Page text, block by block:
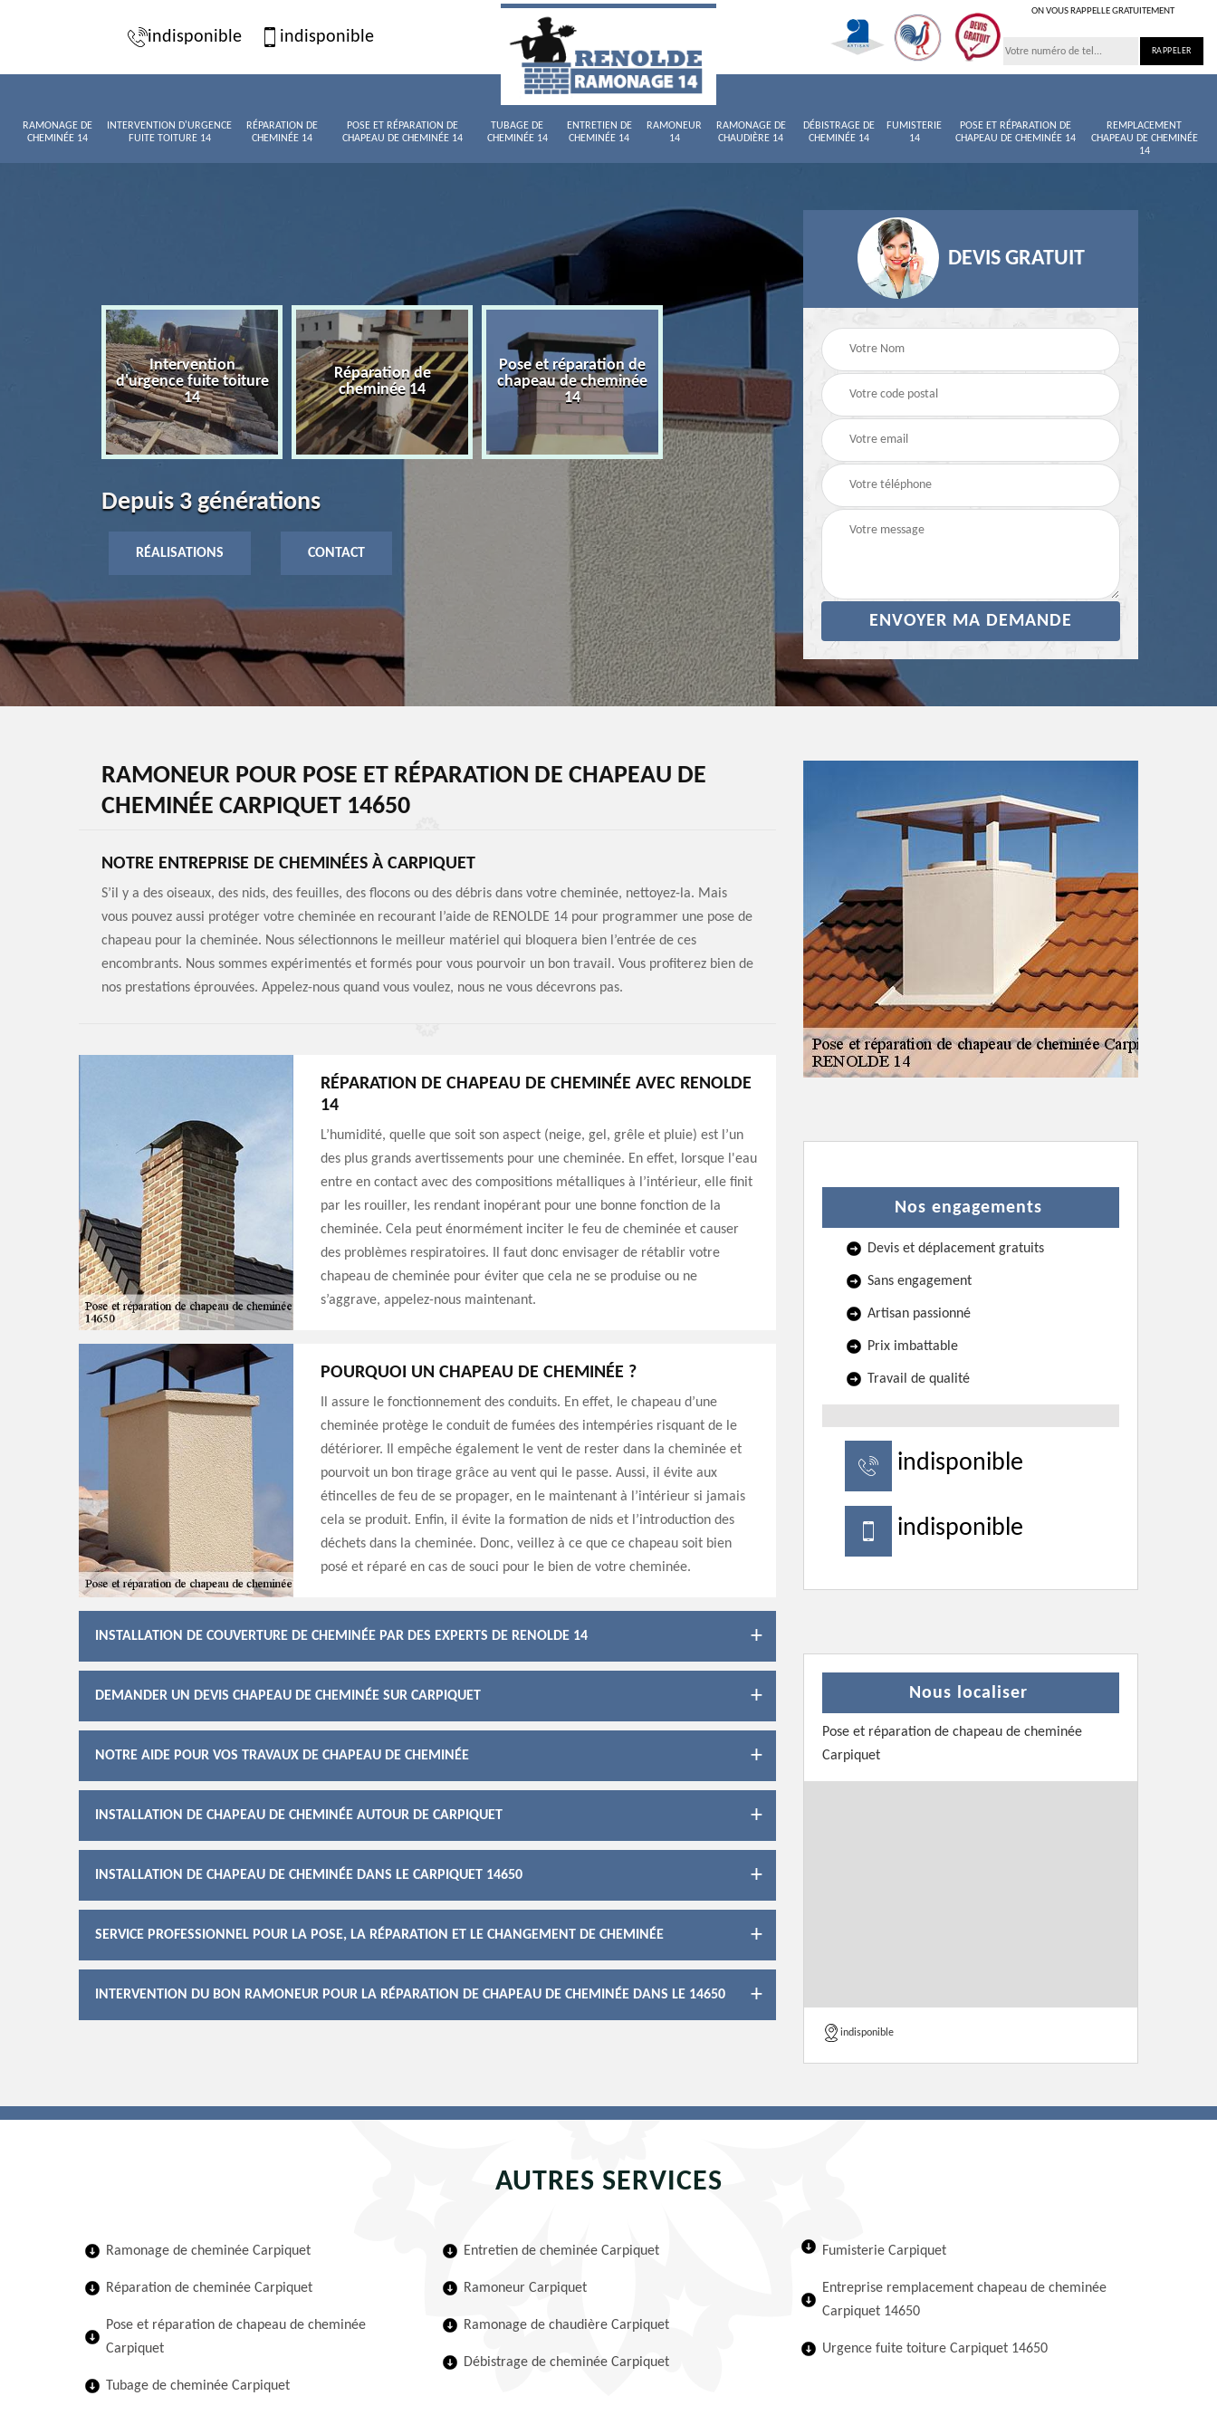
indisponible indisponible
ON VOUS RAPPELLE GRATUITEMENT
RAMONAGE DE
CHEMINÉE 14
INTERVENTION D'URGENCE
FUITE TOITURE 14
RÉPARATION DE
CHEMINÉE 14
POSE ET RÉPARATION DE
CHAPEAU DE CHEMINÉE 14
TUBAGE DE
CHEMINÉE 14
ENTRETIEN DE
CHEMINÉE 14
RAMONEUR
14
RAMONAGE DE
CHAUDIÈRE 14
DÉBISTRAGE DE
CHEMINÉE 14
FUMISTERIE
14
POSE ET RÉPARATION DE
CHAPEAU DE CHEMINÉE 14
REMPLACEMENT
CHAPEAU DE CHEMINÉE
14
Intervention
d'urgence fuite toiture
14
Réparation de
cheminée 14
Pose et réparation de
chapeau de cheminée
14
Tubage de cheminée
Entretien de cheminée
Ramoneur 14
Depuis 3 générations
RÉALISATIONS CONTACT
DEVIS GRATUIT
RAMONEUR POUR POSE ET RÉPARATION DE CHAPEAU DE
CHEMINÉE CARPIQUET 14650
NOTRE ENTREPRISE DE CHEMINÉES À CARPIQUET
S’il y a des oiseaux, des nids, des feuilles, des flocons ou des débris dans votre cheminée, nettoyez-la. Mais
vous pouvez aussi protéger votre cheminée en recourant l’aide de RENOLDE 14 pour programmer une pose de
chapeau pour la cheminée. Nous sélectionnons le meilleur matériel qui bloquera bien l’entrée de ces
encombrants. Nous sommes expérimentés et formés pour vous pourvoir un bon travail. Vous profiterez bien de
nos prestations éprouvées. Appelez-nous quand vous voulez, nous ne vous décevrons pas.
RÉPARATION DE CHAPEAU DE CHEMINÉE AVEC RENOLDE
14
L’humidité, quelle que soit son aspect (neige, gel, grêle et pluie) est l’un
des plus grands avertissements pour une cheminée. En effet, lorsque l'eau
entre en contact avec des compositions métalliques à l’intérieur, elle finit
par les rouiller, les rendant inopérant pour une bonne fonction de la
cheminée. Cela peut énormément inciter le feu de cheminée et causer
des problèmes respiratoires. Il faut donc envisager de rétablir votre
chapeau de cheminée pour éviter que cela ne se produise ou ne
s’aggrave, appelez-nous maintenant.
POURQUOI UN CHAPEAU DE CHEMINÉE ?
Il assure le fonctionnement des conduits. En effet, le chapeau d’une
cheminée protège le conduit de fumées des intempéries risquant de le
détériorer. Il empêche également le vent de rester dans la cheminée et
pourvoit un bon tirage grâce au vent qui le passe. Aussi, il évite aux
étincelles de feu de se propager, en le maintenant à l’intérieur si jamais
cela se produit. Enfin, il évite la formation de nids et l’introduction des
déchets dans la cheminée. Donc, veillez à ce que ce chapeau soit bien
posé et réparé en cas de souci pour le bien de votre cheminée.
INSTALLATION DE COUVERTURE DE CHEMINÉE PAR DES EXPERTS DE RENOLDE 14
DEMANDER UN DEVIS CHAPEAU DE CHEMINÉE SUR CARPIQUET
NOTRE AIDE POUR VOS TRAVAUX DE CHAPEAU DE CHEMINÉE
INSTALLATION DE CHAPEAU DE CHEMINÉE AUTOUR DE CARPIQUET
INSTALLATION DE CHAPEAU DE CHEMINÉE DANS LE CARPIQUET 14650
SERVICE PROFESSIONNEL POUR LA POSE, LA RÉPARATION ET LE CHANGEMENT DE CHEMINÉE
INTERVENTION DU BON RAMONEUR POUR LA RÉPARATION DE CHAPEAU DE CHEMINÉE DANS LE 14650
Nos engagements
Devis et déplacement gratuits
Sans engagement
Artisan passionné
Prix imbattable
Travail de qualité
indisponible
indisponible
Nous localiser
Pose et réparation de chapeau de cheminée
Carpiquet
indisponible
AUTRES SERVICES
Ramonage de cheminée Carpiquet
Réparation de cheminée Carpiquet
Pose et réparation de chapeau de cheminée
Carpiquet
Tubage de cheminée Carpiquet
Entretien de cheminée Carpiquet
Ramoneur Carpiquet
Ramonage de chaudière Carpiquet
Débistrage de cheminée Carpiquet
Fumisterie Carpiquet
Entreprise remplacement chapeau de cheminée
Carpiquet 14650
Urgence fuite toiture Carpiquet 14650